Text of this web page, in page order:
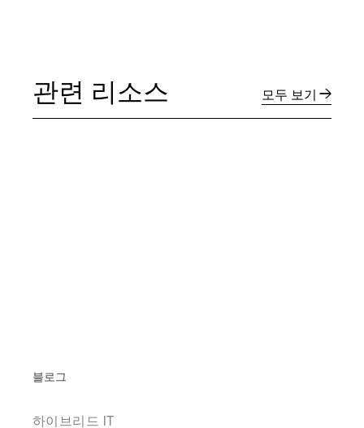
관련 리소스 모두 보기
블로그
하이브리드 IT